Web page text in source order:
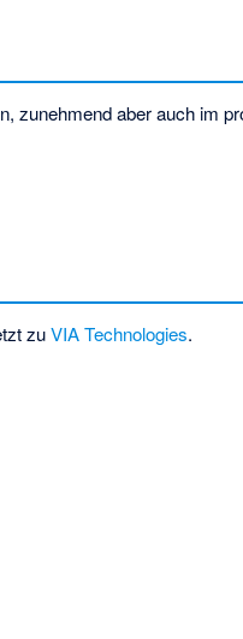
zunehmend aber auch im
zuVIA Technologies.